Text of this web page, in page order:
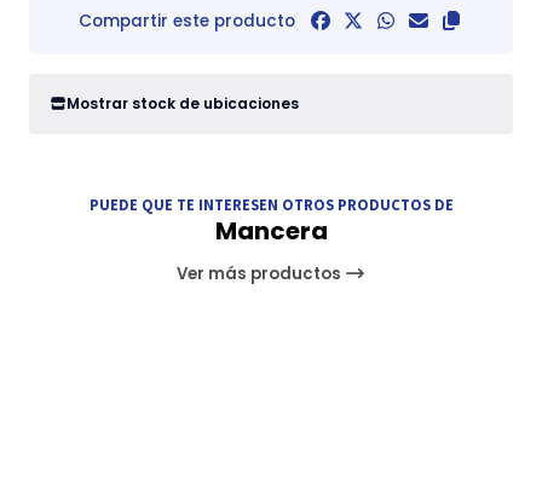
Compartir este producto
Mostrar stock de ubicaciones
PUEDE QUE TE INTERESEN OTROS PRODUCTOS DE
Mancera
Ver más productos